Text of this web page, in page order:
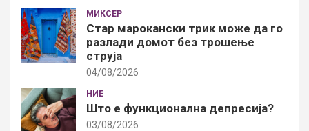
МИКСЕР
Стар марокански трик може да го
разлади домот без трошење
струја
04/08/2026
НИЕ
Што е функционална депресија?
03/08/2026